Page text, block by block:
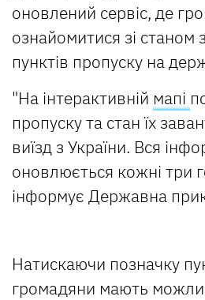
оновлений сервіс, де
ознайомитися зі станом
пунктів пропуску на
"На інтерактивній мапі
пропуску та стан їх
виїзд з України. Вся
оновлюється кожні три
інформує Державна
Натискаючи позначку
громадяни мають